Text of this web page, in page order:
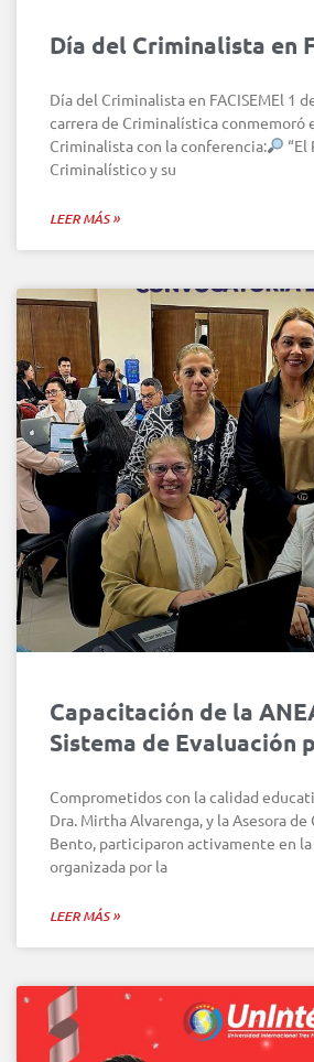
Día del Criminalista en
Día del Criminalista en FACISEMEl 1
carrera de Criminalística conmemoró
Criminalista con la conferencia:
Criminalístico y su
LEER MÁS »
Capacitación de la
Sistema de Evaluación
Comprometidos con la calidad
Dra. Mirtha Alvarenga, y la Asesora de
Bento, participaron activamente en
organizada por la
LEER MÁS »